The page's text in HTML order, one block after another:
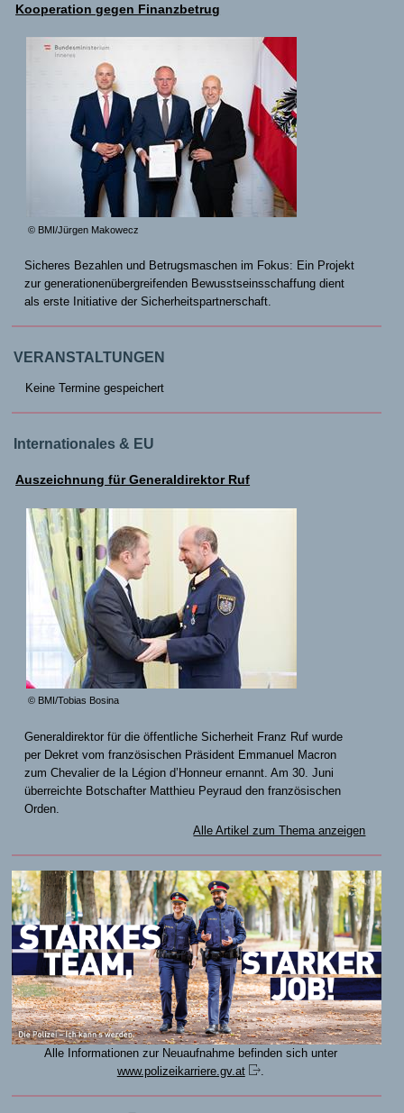
Kooperation gegen Finanzbetrug
© BMI/Jürgen Makowecz
Sicheres Bezahlen und Betrugsmaschen im Fokus: Ein Projekt
zur generationenübergreifenden Bewusstseinsschaffung dient
als erste Initiative der Sicherheitspartnerschaft.
VERANSTALTUNGEN
Keine Termine gespeichert
Internationales & EU
Auszeichnung für Generaldirektor Ruf
© BMI/Tobias Bosina
Generaldirektor für die öffentliche Sicherheit Franz Ruf wurde
per Dekret vom französischen Präsident Emmanuel Macron
zum Chevalier de la Légion d’Honneur ernannt. Am 30. Juni
überreichte Botschafter Matthieu Peyraud den französischen
Orden.
Alle Artikel zum Thema anzeigen
Alle Informationen zur Neuaufnahme befinden sich unter
www.polizeikarriere.gv.at
.